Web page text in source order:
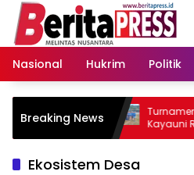
Langsung
konten
Nasional
Hukrim Politik
Breaking NewsTurnamen Voli
Kayauni Resmi
Sambut HUT RI ke-
Ekosistem Desa